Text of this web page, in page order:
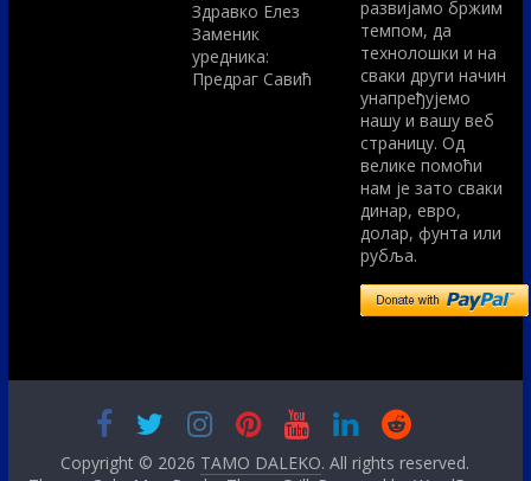
Здравко Елез
Заменик
уредника:
Предраг Савић
развијамо бржим
темпом, да
технолошки и на
сваки други начин
унапређујемо
нашу и вашу веб
страницу. Од
велике помоћи
нам је зато сваки
динар, евро,
долар, фунта или
рубља.
Copyright © 2026 TAMO DALEKO. All rights reserved.